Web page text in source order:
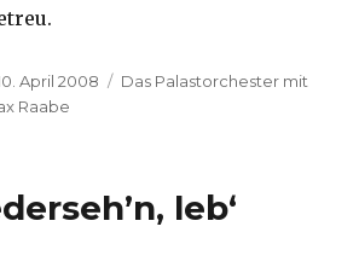
April 2008 Kategorien
Das Palastorchester mit
Raabe
leb‘